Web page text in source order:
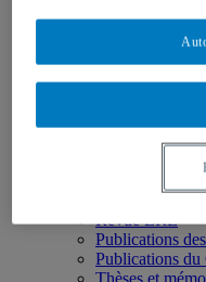
Personnel
Activités socio-
Axes de
1)
2) Prismes
4) Formation
➜
Revue ERE
Publications
Publications du
Thèses et